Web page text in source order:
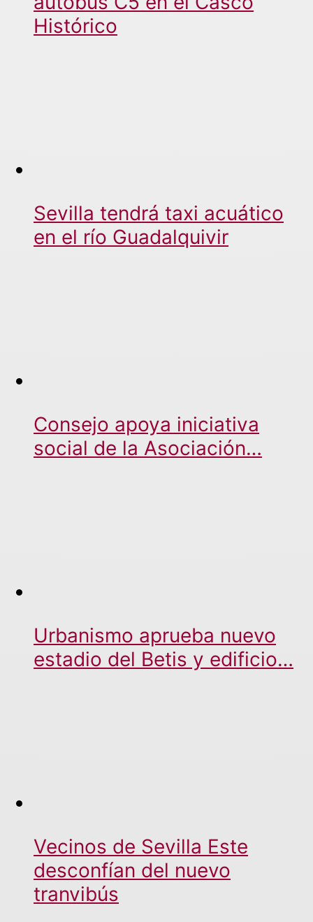
Histórico
Sevilla tendrá taxi acuático
en el río Guadalquivir
Consejo apoya iniciativa
social de la Asociación…
Urbanismo aprueba nuevo
estadio del Betis y edificio…
Vecinos de Sevilla Este
desconfían del nuevo
tranvibús